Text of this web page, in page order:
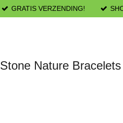
GRATIS VERZENDING!
Stone Nature Bracelets